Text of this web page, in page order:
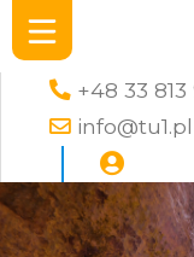
+48 33
info@tu1.pl